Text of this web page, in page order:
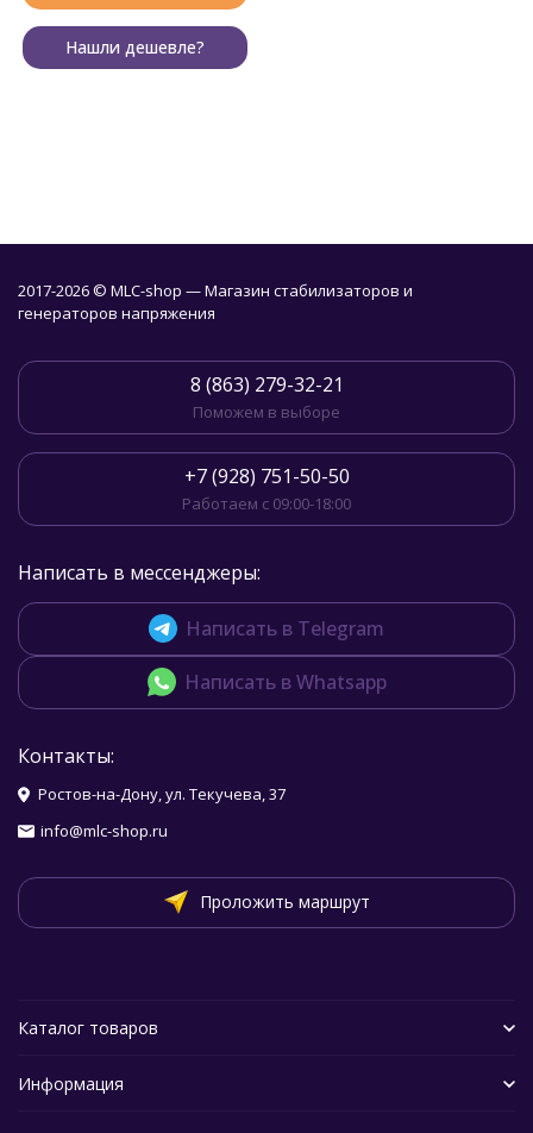
Нашли дешевле?
2017-2026 © MLC-shop — Магазин стабилизаторов и
генераторов напряжения
8 (863) 279-32-21
Поможем в выборе
+7 (928) 751-50-50
Работаем с 09:00-18:00
Написать в мессенджеры:
Написать в Telegram
Написать в Whatsapp
Контакты:
Ростов-на-Дону, ул. Текучева, 37
info@mlc-shop.ru
Проложить маршрут
Каталог товаров
Информация